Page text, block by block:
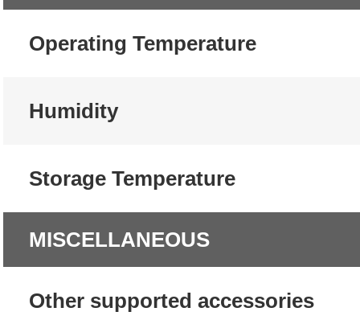
Operating Temperature
Humidity
Storage Temperature
MISCELLANEOUS
Other supported accessories